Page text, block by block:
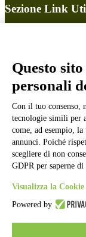
Sezione Link
Ufficio
Dichiarazione
Obiettivi di
Gestione
Pagina
Sezione
Copyright 2026 |
Parma S.p.A. |
Questo
personali
Con il tuo consenso,
tecnologie simili per
come, ad esempio,
annunci. Poiché
scegliere di non
GDPR per saperne di
Visualizza la
Powered by